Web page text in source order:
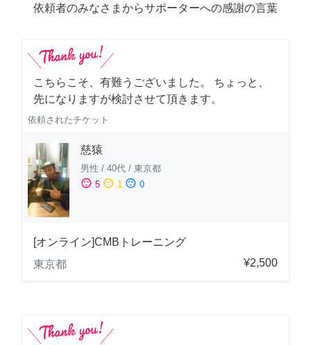
依頼者のみなさまからサポーターへの感謝の言葉
こちらこそ、有難うございました。 ちょっと、
先になりますが検討させて頂きます。
依頼されたチケット
慈猿
男性 / 40代 / 東京都
sentiment_satisfied 5 sentiment_neutral 1 sentiment_dissatisfied 0
[オンライン]CMBトレーニング
東京都
¥2,500